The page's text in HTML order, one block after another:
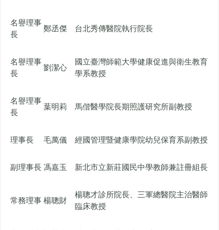
名譽理事
長
鄭丞傑 台北秀傳醫院執行院長
名譽理事
長
劉潔心
國立臺灣師範大學健康促進與衛生教育
學系教授
名譽理事
長
葉明莉 馬偕醫學院長期照護研究所副教授
理事長 毛萬儀 經國管理暨健康學院幼兒保育系副教授
副理事長 馮嘉玉 新北市立新莊國民中學教師兼註冊組長
常務理事 楊聰財
楊聰才診所院長、三軍總醫院主治醫師
臨床教授